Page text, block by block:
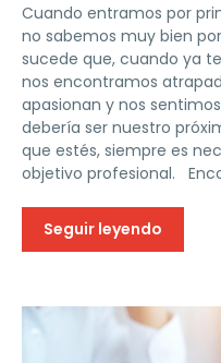
Cuando entramos por
no sabemos muy bien
sucede que, cuando ya
nos encontramos
apasionan y nos
debería ser nuestro
que estés, siempre es
objetivo profesional.
Seguir leyendo